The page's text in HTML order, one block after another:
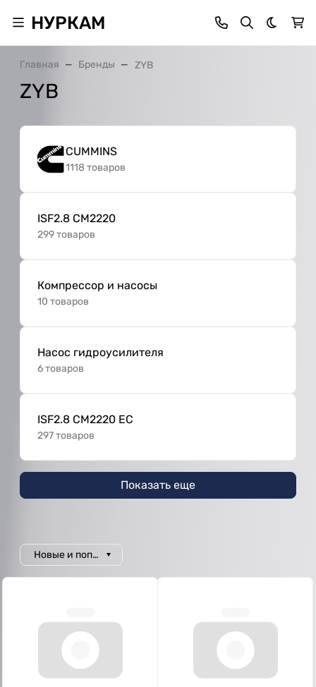
НУРКАМ Темная
Главная Бренды ZYB
ZYB
CUMMINS
1118 товаров
ISF2.8 CM2220
299 товаров
Компрессор и насосы
10 товаров
Насос гидроусилителя
6 товаров
ISF2.8 CM2220 EC
297 товаров
Показать еще
Новые и популярные